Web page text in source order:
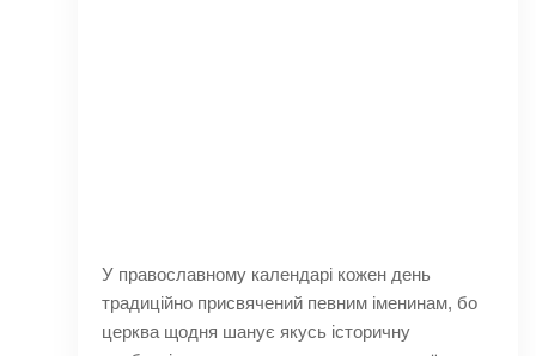
У православному календарі кожен день
традиційно присвячений певним іменинам, бо
церква щодня шанує якусь історичну